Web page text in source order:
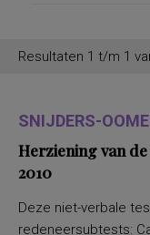
Resultaten 1 t/m 1
SNIJDERS-
Herziening van
2010
Deze niet-verbale
redeneersubtests: